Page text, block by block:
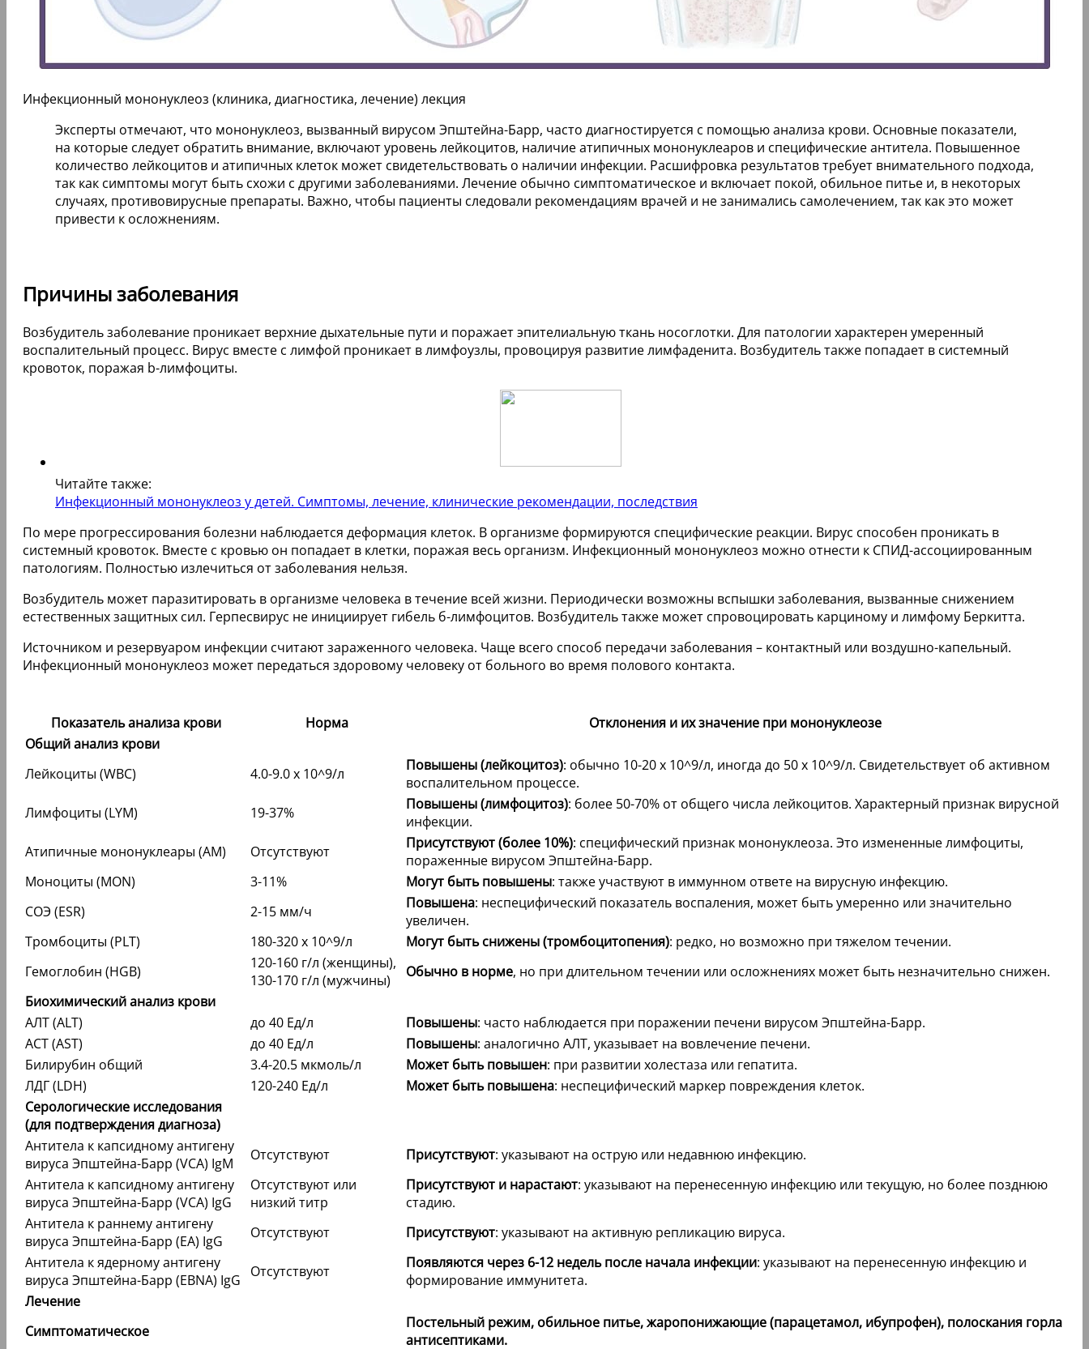
Инфекционный мононуклеоз (клиника, диагностика, лечение) лекция
Эксперты отмечают, что мононуклеоз, вызванный вирусом Эпштейна-Барр, часто диагностируется с помощью анализа крови. Основные показатели,
на которые следует обратить внимание, включают уровень лейкоцитов, наличие атипичных мононуклеаров и специфические антитела. Повышенное
количество лейкоцитов и атипичных клеток может свидетельствовать о наличии инфекции. Расшифровка результатов требует внимательного подхода,
так как симптомы могут быть схожи с другими заболеваниями. Лечение обычно симптоматическое и включает покой, обильное питье и, в некоторых
случаях, противовирусные препараты. Важно, чтобы пациенты следовали рекомендациям врачей и не занимались самолечением, так как это может
привести к осложнениям.
Причины заболевания
Возбудитель заболевание проникает верхние дыхательные пути и поражает эпителиальную ткань носоглотки. Для патологии характерен умеренный
воспалительный процесс. Вирус вместе с лимфой проникает в лимфоузлы, провоцируя развитие лимфаденита. Возбудитель также попадает в системный
кровоток, поражая b-лимфоциты.
Читайте также:
Инфекционный мононуклеоз у детей. Симптомы, лечение, клинические рекомендации, последствия
По мере прогрессирования болезни наблюдается деформация клеток. В организме формируются специфические реакции. Вирус способен проникать в
системный кровоток. Вместе с кровью он попадает в клетки, поражая весь организм. Инфекционный мононуклеоз можно отнести к СПИД-ассоциированным
патологиям. Полностью излечиться от заболевания нельзя.
Возбудитель может паразитировать в организме человека в течение всей жизни. Периодически возможны вспышки заболевания, вызванные снижением
естественных защитных сил. Герпесвирус не инициирует гибель б-лимфоцитов. Возбудитель также может спровоцировать карциному и лимфому Беркитта.
Источником и резервуаром инфекции считают зараженного человека. Чаще всего способ передачи заболевания – контактный или воздушно-капельный.
Инфекционный мононуклеоз может передаться здоровому человеку от больного во время полового контакта.
Показатель анализа крови Норма
Отклонения и их значение при мононуклеозе
Общий анализ крови
Лейкоциты (WBC)
4.0-9.0 x 10^9/л Повышены (лейкоцитоз): обычно 10-20 x 10^9/л, иногда до 50 x 10^9/л. Свидетельствует об активном
воспалительном процессе.
Лимфоциты (LYM)
19-37% Повышены (лимфоцитоз): более 50-70% от общего числа лейкоцитов. Характерный признак вирусной
инфекции.
Атипичные мононуклеары (АМ)
Отсутствуют Присутствуют (более 10%): специфический признак мононуклеоза. Это измененные лимфоциты,
пораженные вирусом Эпштейна-Барр.
Моноциты (MON)
3-11% Могут быть повышены: также участвуют в иммунном ответе на вирусную инфекцию.
СОЭ (ESR)
2-15 мм/ч Повышена: неспецифический показатель воспаления, может быть умеренно или значительно
увеличен.
Тромбоциты (PLT)
180-320 x 10^9/л Могут быть снижены (тромбоцитопения): редко, но возможно при тяжелом течении.
Гемоглобин (HGB)
120-160 г/л (женщины),
130-170 г/л (мужчины)
Обычно в норме, но при длительном течении или осложнениях может быть незначительно снижен.
Биохимический анализ крови
АЛТ (ALT)
до 40 Ед/л Повышены: часто наблюдается при поражении печени вирусом Эпштейна-Барр.
АСТ (AST)
до 40 Ед/л Повышены: аналогично АЛТ, указывает на вовлечение печени.
Билирубин общий
3.4-20.5 мкмоль/л Может быть повышен: при развитии холестаза или гепатита.
ЛДГ (LDH)
120-240 Ед/л Может быть повышена: неспецифический маркер повреждения клеток.
Серологические исследования
(для подтверждения диагноза)
Антитела к капсидному антигену
вируса Эпштейна-Барр (VCA) IgM
Отсутствуют Присутствуют: указывают на острую или недавнюю инфекцию.
Антитела к капсидному антигену
вируса Эпштейна-Барр (VCA) IgG
Отсутствуют или
низкий титр
Присутствуют и нарастают: указывают на перенесенную инфекцию или текущую, но более позднюю
стадию.
Антитела к раннему антигену
вируса Эпштейна-Барр (EA) IgG
Отсутствуют Присутствуют: указывают на активную репликацию вируса.
Антитела к ядерному антигену
вируса Эпштейна-Барр (EBNA) IgG
Отсутствуют Появляются через 6-12 недель после начала инфекции: указывают на перенесенную инфекцию и
формирование иммунитета.
Лечение
Симптоматическое
Постельный режим, обильное питье, жаропонижающие (парацетамол, ибупрофен), полоскания горла
антисептиками.